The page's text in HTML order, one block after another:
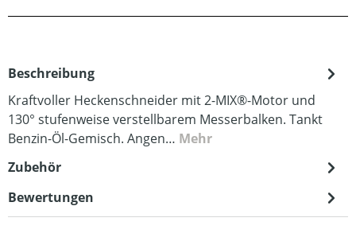
Beschreibung
Kraftvoller Heckenschneider mit 2-MIX®-Motor und
130° stufenweise verstellbarem Messerbalken. Tankt
Benzin-Öl-Gemisch. Angen… Mehr
Zubehör
Bewertungen